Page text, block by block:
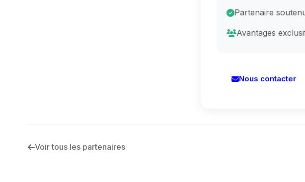
Partenaire
Avantages
Nous contacter
Voir tous les partenaires